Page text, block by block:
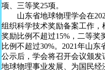
项、三等奖25项。
山东省地球物理学会在
组织科学技术奖励备案工作
奖励比例不超过15%，二等奖
比例不超过30%。2021年山
公示后，学会将召开会议颁
地球物理事业发展、为国民经